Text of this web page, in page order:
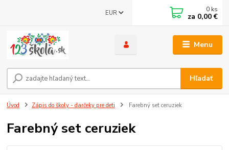
Menu
EUR
Hľadať
0 ks
za 0,00 €
Úvod Zápis do školy - darčeky pre deti Farebný set ceruziek
Farebný set ceruziek